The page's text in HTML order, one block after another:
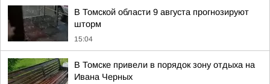
В Томской области 9 августа прогнозируют
шторм
15:04
В Томске привели в порядок зону отдыха на
Ивана Черных